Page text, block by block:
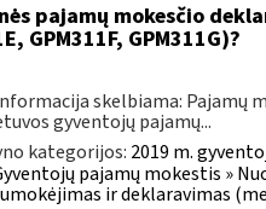
pajamų mokesčio
GPM311F, GPM311G)?
skelbiama:
gyventojų pajamų...
kategorijos: 2019 m.
pajamų mokestis »
ir deklaravimas